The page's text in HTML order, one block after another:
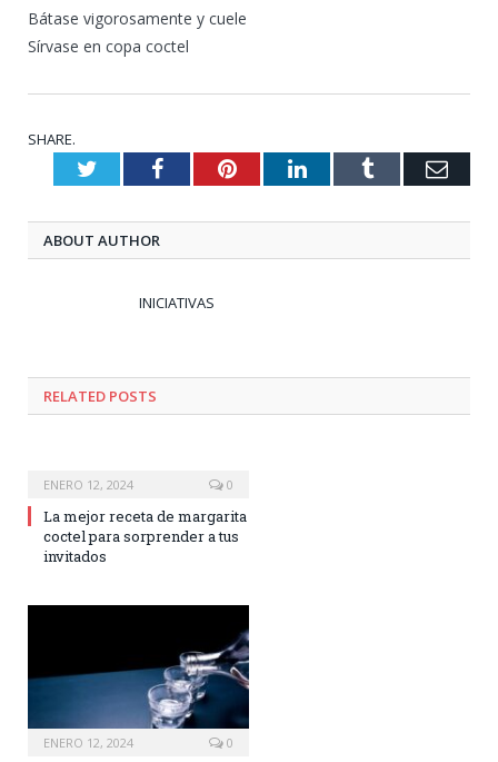
Bátase vigorosamente y cuele
Sírvase en copa coctel
SHARE.
TwitterFacebookPinterestLinkedInTumblr
ABOUT AUTHOR
INICIATIVAS
RELATED POSTS
ENERO 12, 2024 0
La mejor receta de margarita
coctel para sorprender a tus
invitados
ENERO 12, 2024 0